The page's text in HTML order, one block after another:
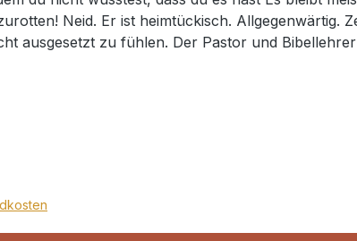
Neid. Er ist heimtückisch. Allgegenwärtig.
ausgesetzt zu fühlen. Der Pastor und
auch Christus liebt.